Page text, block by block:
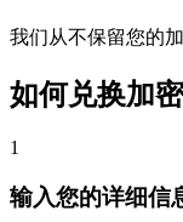
我们从不保留您的
如何兑换加
1
输入您的详细信